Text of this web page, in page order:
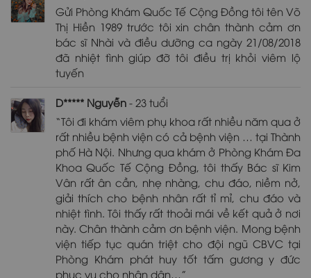
Gửi Phòng Khám Quốc Tế Cộng Đồng tôi tên Võ
Thị Hiền 1989 trước tôi xin chân thành cảm ơn
bác sĩ Nhài và điều dưỡng ca ngày 21/08/2018
đã nhiệt tình giúp đỡ tôi điều trị khỏi viêm lộ
tuyến
D***** Nguyễn - 23 tuổi
“Tôi đi khám viêm phụ khoa rất nhiều năm qua ở
rất nhiều bệnh viện có cả bệnh viện … tại Thành
phố Hà Nội. Nhưng qua khám ở Phòng Khám Đa
Khoa Quốc Tế Cộng Đồng, tôi thấy Bác sĩ Kim
Vân rất ân cần, nhẹ nhàng, chu đáo, niềm nở,
giải thích cho bệnh nhân rất tỉ mỉ, chu đáo và
nhiệt tình. Tôi thấy rất thoải mái về kết quả ở nơi
này. Chân thành cảm ơn bệnh viện. Mong bệnh
viện tiếp tục quán triệt cho đội ngũ CBVC tại
Phòng Khám phát huy tốt tấm gương y đức
phục vụ cho nhân dân…”